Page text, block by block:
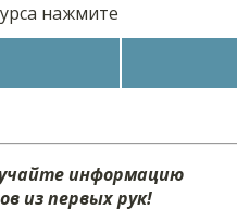
нажмите
информацию
из первых рук!